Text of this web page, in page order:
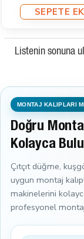
SEPETE
Listenin sonuna
MONTAJ KALIPLARI
Doğru
Kolayca
Çıtçıt düğme,
uygun montaj
makinelerini
profesyonel